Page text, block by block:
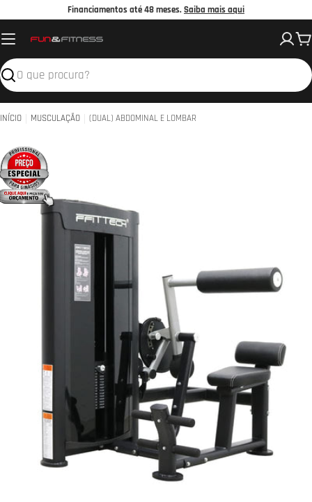
o
conteúdo
Financiamentos até 48 meses.Saiba mais aqui
Pesquisar
INÍCIO MUSCULAÇÃO (DUAL) ABDOMINAL E LOMBAR
media 0 em modal